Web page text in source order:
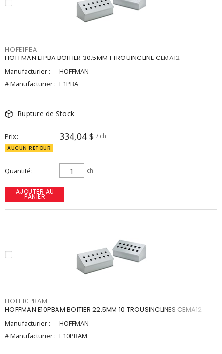
HOFE1PBA
HOFFMAN E1PBA BOITIER 30.5MM 1 TROUINCLINE CEMA12
Manufacturier :
HOFFMAN
# Manufacturier : E1PBA
Rupture de Stock
Prix 334,04 $ / ch
AUCUN RETOUR
Quantité ch
AJOUTER AU
PANIER
HOFE10PBAM
HOFFMAN E10PBAM BOITIER 22.5MM 10 TROUSINCLINES CEMA12
Manufacturier :
HOFFMAN
# Manufacturier : E10PBAM